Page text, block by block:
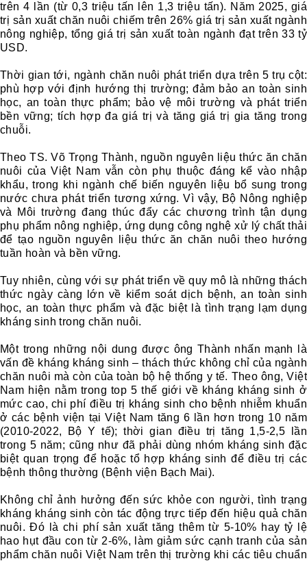
trên 4 lần (từ 0,3 triệu tấn lên 1,3 triệu tấn). Năm 2025, giá
trị sản xuất chăn nuôi chiếm trên 26% giá trị sản xuất ngành
nông nghiệp, tổng giá trị sản xuất toàn ngành đạt trên 33 tỷ
USD.
Thời gian tới, ngành chăn nuôi phát triển dựa trên 5 trụ cột:
phù hợp với định hướng thị trường; đảm bảo an toàn sinh
học, an toàn thực phẩm; bảo vệ môi trường và phát triển
bền vững; tích hợp đa giá trị và tăng giá trị gia tăng trong
chuỗi.
Theo TS. Võ Trọng Thành, nguồn nguyên liệu thức ăn chăn
nuôi của Việt Nam vẫn còn phụ thuộc đáng kể vào nhập
khẩu, trong khi ngành chế biến nguyên liệu bổ sung trong
nước chưa phát triển tương xứng. Vì vậy, Bộ Nông nghiệp
và Môi trường đang thúc đẩy các chương trình tận dụng
phụ phẩm nông nghiệp, ứng dụng công nghệ xử lý chất thải
để tạo nguồn nguyên liệu thức ăn chăn nuôi theo hướng
tuần hoàn và bền vững.
Tuy nhiên, cùng với sự phát triển về quy mô là những thách
thức ngày càng lớn về kiểm soát dịch bệnh, an toàn sinh
học, an toàn thực phẩm và đặc biệt là tình trạng lạm dụng
kháng sinh trong chăn nuôi.
Một trong những nội dung được ông Thành nhấn mạnh là
vấn đề kháng kháng sinh – thách thức không chỉ của ngành
chăn nuôi mà còn của toàn bộ hệ thống y tế. Theo ông, Việt
Nam hiện nằm trong top 5 thế giới về kháng kháng sinh ở
mức cao, chi phí điều trị kháng sinh cho bệnh nhiễm khuẩn
ở các bệnh viện tại Việt Nam tăng 6 lần hơn trong 10 năm
(2010-2022, Bộ Y tế); thời gian điều trị tăng 1,5-2,5 lần
trong 5 năm; cũng như đã phải dùng nhóm kháng sinh đặc
biệt quan trọng để hoặc tổ hợp kháng sinh để điều trị các
bệnh thông thường (Bệnh viện Bạch Mai).
Không chỉ ảnh hưởng đến sức khỏe con người, tình trạng
kháng kháng sinh còn tác động trực tiếp đến hiệu quả chăn
nuôi. Đó là chi phí sản xuất tăng thêm từ 5-10% hay tỷ lệ
hao hụt đầu con từ 2-6%, làm giảm sức cạnh tranh của sản
phẩm chăn nuôi Việt Nam trên thị trường khi các tiêu chuẩn